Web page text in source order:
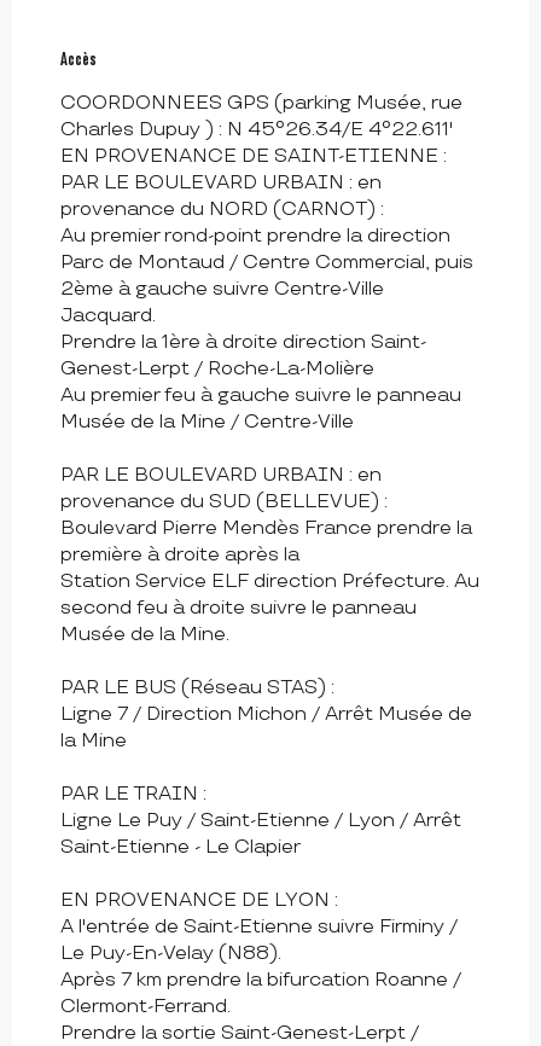
Accès
Accès
COORDONNEES GPS (parking Musée, rue
Charles Dupuy ) : N 45°26.34/E 4°22.611'
EN PROVENANCE DE SAINT-ETIENNE :
PAR LE BOULEVARD URBAIN : en
provenance du NORD (CARNOT) :
Au premier rond-point prendre la direction
Parc de Montaud / Centre Commercial, puis
2ème à gauche suivre Centre-Ville
Jacquard.
Prendre la 1ère à droite direction Saint-
Genest-Lerpt / Roche-La-Molière
Au premier feu à gauche suivre le panneau
Musée de la Mine / Centre-Ville
PAR LE BOULEVARD URBAIN : en
provenance du SUD (BELLEVUE) :
Boulevard Pierre Mendès France prendre la
première à droite après la
Station Service ELF direction Préfecture. Au
second feu à droite suivre le panneau
Musée de la Mine.
PAR LE BUS (Réseau STAS) :
Ligne 7 / Direction Michon / Arrêt Musée de
la Mine
PAR LE TRAIN :
Ligne Le Puy / Saint-Etienne / Lyon / Arrêt
Saint-Etienne - Le Clapier
EN PROVENANCE DE LYON :
A l'entrée de Saint-Etienne suivre Firminy /
Le Puy-En-Velay (N88).
Après 7 km prendre la bifurcation Roanne /
Clermont-Ferrand.
Prendre la sortie Saint-Genest-Lerpt /